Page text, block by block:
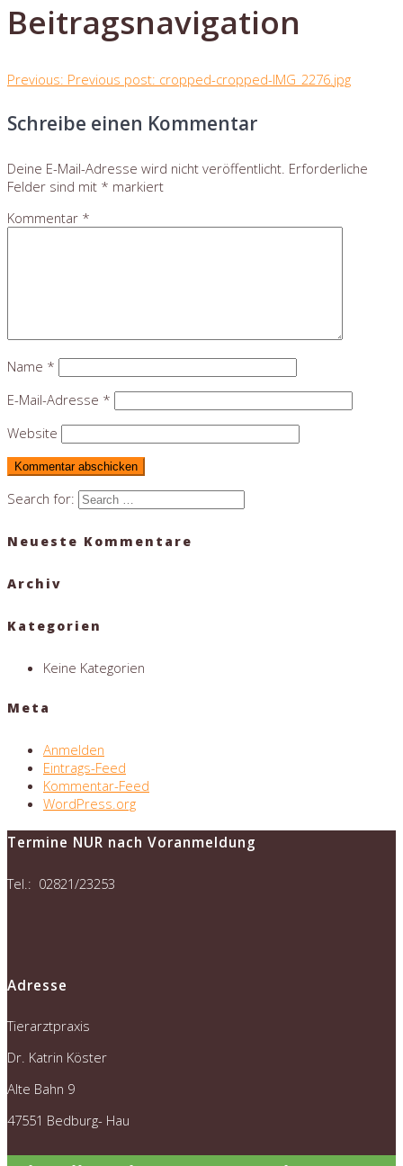
Beitragsnavigation
Previous: Previous post: cropped-cropped-IMG_2276.jpg
Schreibe einen Kommentar
Deine E-Mail-Adresse wird nicht veröffentlicht. Erforderliche
Felder sind mit * markiert
Kommentar *
Name *
E-Mail-Adresse *
Website
Search for:
Neueste Kommentare
Archiv
Kategorien
Keine Kategorien
Meta
Anmelden
Eintrags-Feed
Kommentar-Feed
WordPress.org
Termine NUR nach Voranmeldung
Tel.: 02821/23253
Adresse
Tierarztpraxis
Dr. Katrin Köster
Alte Bahn 9
47551 Bedburg- Hau